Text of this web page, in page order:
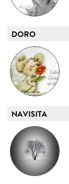
DORO
NAVISITA